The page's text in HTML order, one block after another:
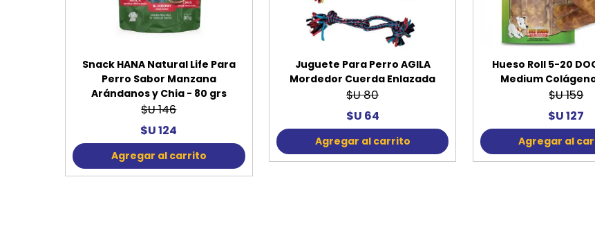
Snack HANA Natural Life Para
Perro Sabor Manzana
Arándanos y Chia - 80 grs
$U 146
$U 124
Agregar al carrito
Juguete Para Perro AGILA
Mordedor Cuerda Enlazada
$U 80
$U 64
Agregar al carrito
Hueso Roll 5-20
Medium
$U 159
$U 127
Agregar al